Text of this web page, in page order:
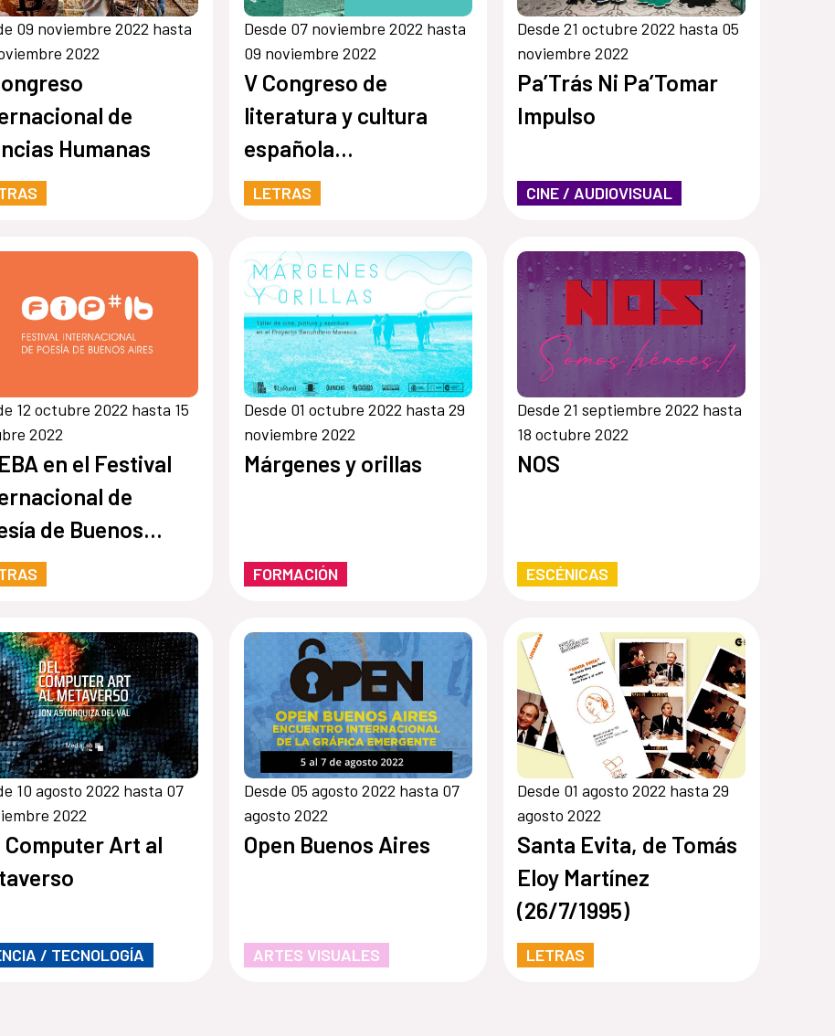
09 noviembre 2022 hasta
2022
de
Humanas
Desde 07 noviembre 2022 hasta
09 noviembre 2022
V Congreso de
literatura y cultura
española
contemporáneas
LETRAS
Desde 21 octubre 2022 hasta 05
noviembre 2022
Pa’Trás Ni Pa’Tomar
Impulso
CINE / AUDIOVISUAL
12 octubre 2022 hasta 15
2022
en el Festival
de
de Buenos
Desde 01 octubre 2022 hasta 29
noviembre 2022
Márgenes y orillas
FORMACIÓN
Desde 21 septiembre 2022 hasta
18 octubre 2022
NOS
ESCÉNICAS
10 agosto 2022 hasta 07
2022
Computer Art al
/ TECNOLOGÍA
Desde 05 agosto 2022 hasta 07
agosto 2022
Open Buenos Aires
ARTES VISUALES
Desde 01 agosto 2022 hasta 29
agosto 2022
Santa Evita, de Tomás
Eloy Martínez
(26/7/1995)
LETRAS